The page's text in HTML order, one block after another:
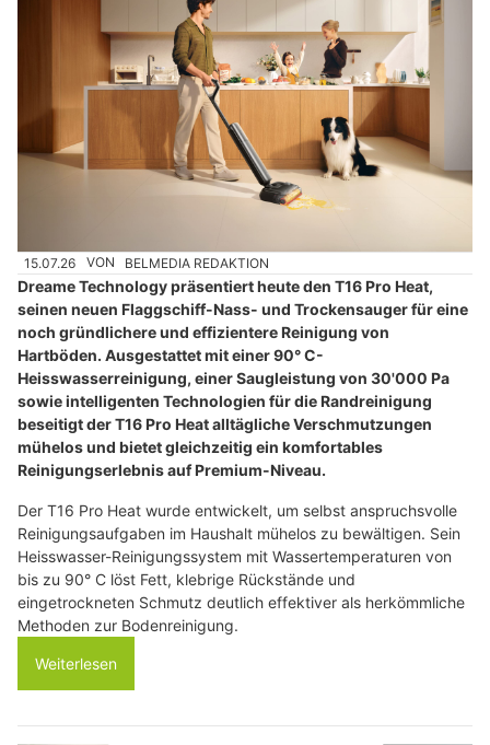
15.07.26 VON BELMEDIA REDAKTION
Dreame Technology präsentiert heute den T16 Pro Heat,
seinen neuen Flaggschiff-Nass- und Trockensauger für eine
noch gründlichere und effizientere Reinigung von
Hartböden. Ausgestattet mit einer 90° C-
Heisswasserreinigung, einer Saugleistung von 30'000 Pa
sowie intelligenten Technologien für die Randreinigung
beseitigt der T16 Pro Heat alltägliche Verschmutzungen
mühelos und bietet gleichzeitig ein komfortables
Reinigungserlebnis auf Premium-Niveau.
Der T16 Pro Heat wurde entwickelt, um selbst anspruchsvolle
Reinigungsaufgaben im Haushalt mühelos zu bewältigen. Sein
Heisswasser-Reinigungssystem mit Wassertemperaturen von
bis zu 90° C löst Fett, klebrige Rückstände und
eingetrockneten Schmutz deutlich effektiver als herkömmliche
Methoden zur Bodenreinigung.
Weiterlesen